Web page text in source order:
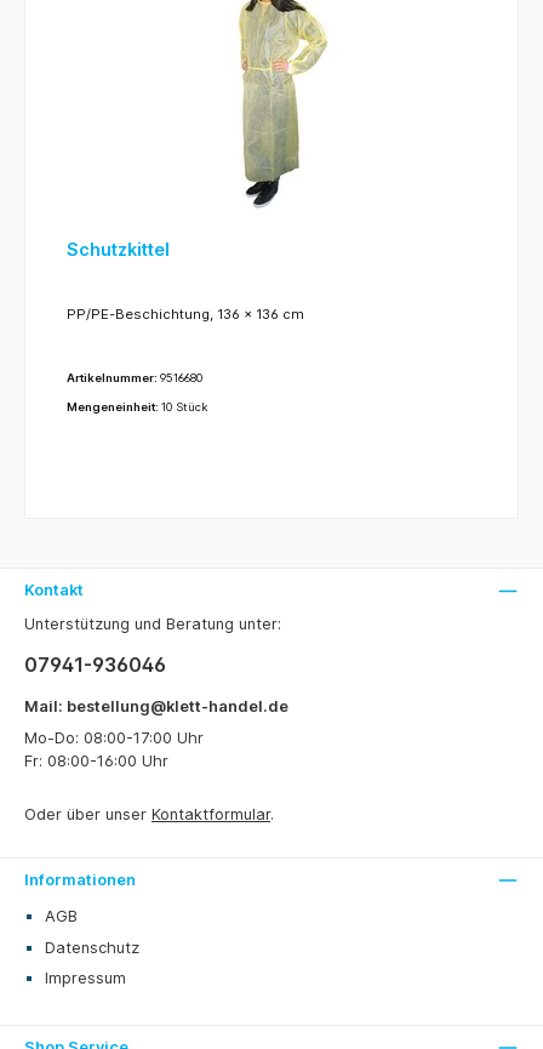
Schutzkittel
PP/PE-Beschichtung, 136 x 136 cm
Artikelnummer: 9516680
Mengeneinheit: 10 Stück
Kontakt
Unterstützung und Beratung unter:
07941-936046
Mail: bestellung@klett-handel.de
Mo-Do: 08:00-17:00 Uhr
Fr: 08:00-16:00 Uhr
Oder über unser Kontaktformular.
Informationen
AGB
Datenschutz
Impressum